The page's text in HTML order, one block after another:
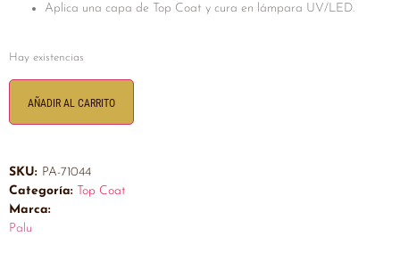
Aplica una capa de Top Coat y cura en lámpara UV/LED.
Hay existencias
AÑADIR AL CARRITO
SKU: PA-71044
Categoría: Top Coat
Marca:
Palu